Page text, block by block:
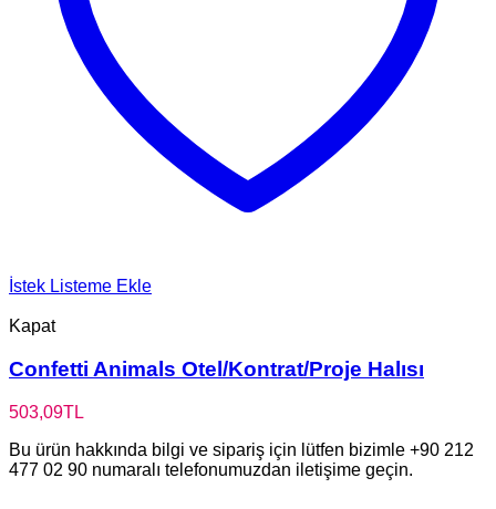
İstek Listeme Ekle
Kapat
Confetti Animals Otel/Kontrat/Proje Halısı
503,09TL
Bu ürün hakkında bilgi ve sipariş için lütfen bizimle +90 212
477 02 90 numaralı telefonumuzdan iletişime geçin.